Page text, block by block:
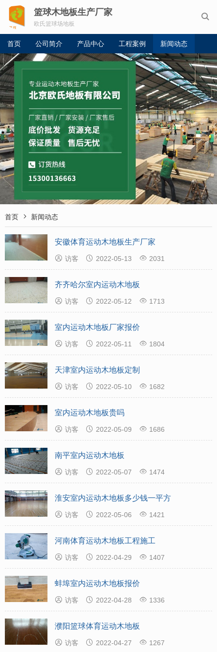

篮球木地板生产厂家
欧氏篮球场地板
首页 公司简介 产品中心 工程案例 新闻动态
首页  新闻动态
安徽体育运动木地板生产厂家
 访客  2022-05-13  2031
齐齐哈尔室内运动木地板
 访客  2022-05-12  1713
室内运动木地板厂家报价
 访客  2022-05-11  1804
天津室内运动木地板定制
 访客  2022-05-10  1682
室内运动木地板贵吗
 访客  2022-05-09  1686
南平室内运动木地板
 访客  2022-05-07  1474
淮安室内运动木地板多少钱一平方
 访客  2022-05-06  1421
河南体育运动木地板工程施工
 访客  2022-04-29  1407
蚌埠室内运动木地板报价
 访客  2022-04-28  1336
濮阳篮球体育运动木地板
 访客  2022-04-27  1267